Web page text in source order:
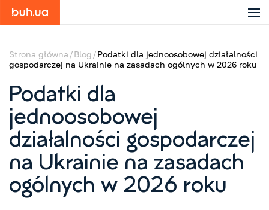
Strona główna Blog
Podatki dla jednoosobowej działalności
gospodarczej na Ukrainie na zasadach ogólnych w 2026 roku
Podatki dla
jednoosobowej
działalności gospodarczej
na Ukrainie na zasadach
ogólnych w 2026 roku